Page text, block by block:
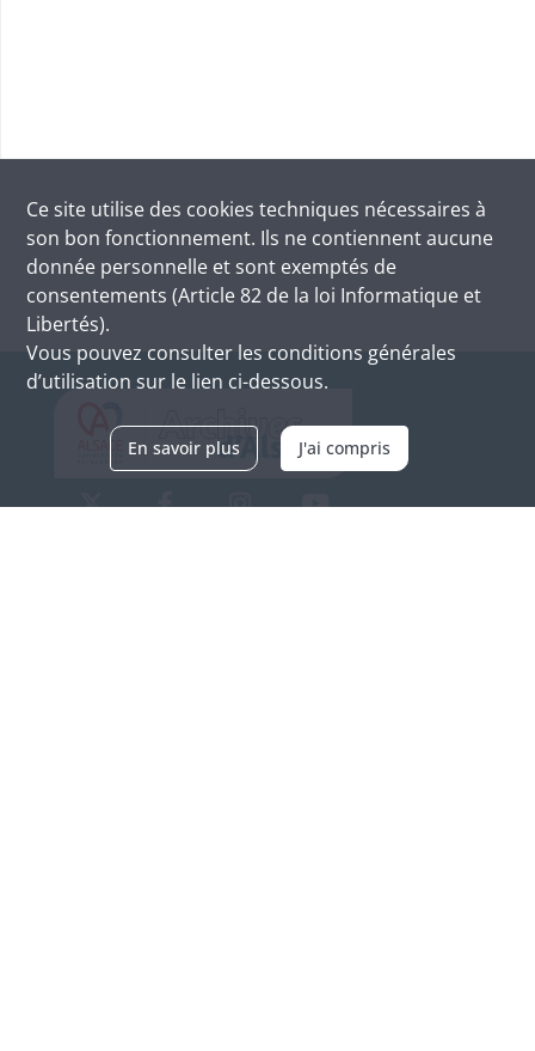
Ce site utilise des cookies techniques nécessaires à
son bon fonctionnement. Ils ne contiennent aucune
donnée personnelle et sont exemptés de
consentements (Article 82 de la loi Informatique et
Libertés).
Vous pouvez consulter les conditions générales
d’utilisation sur le lien ci-dessous.
En savoir plus J'ai compris